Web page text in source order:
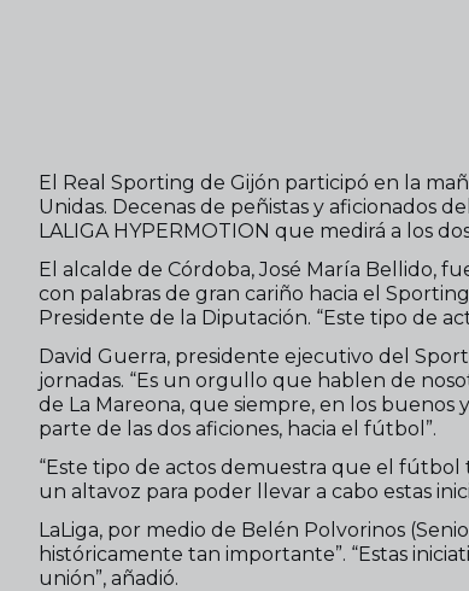
El Real Sporting de Gijón participó en la
Unidas. Decenas de peñistas y aficionados
LALIGA HYPERMOTION que medirá a los
El alcalde de Córdoba, José María Bellido,
con palabras de gran cariño hacia el
Presidente de la Diputación. “Este tipo de
David Guerra, presidente ejecutivo del
jornadas. “Es un orgullo que hablen de
de La Mareona, que siempre, en los buenos
parte de las dos aficiones, hacia el fútbol”.
“Este tipo de actos demuestra que el fútbol
un altavoz para poder llevar a cabo estas
LaLiga, por medio de Belén Polvorinos
históricamente tan importante”. “Estas
unión”, añadió.